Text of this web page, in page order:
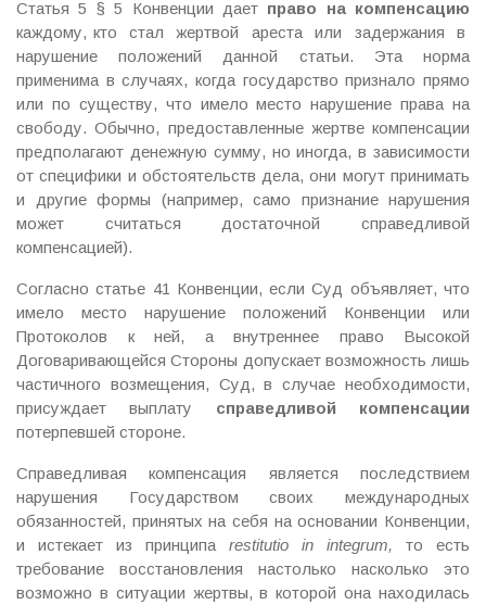
Статья 5 §5 Конвенции дает право на компенсацию
каждому, кто стал жертвой ареста или задержания в
нарушение положений данной статьи. Эта норма
применима в случаях, когда государство признало прямо
или по существу, что имело место нарушение права на
свободу. Обычно, предоставленные жертве компенсации
предполагают денежную сумму, но иногда, в зависимости
от специфики и обстоятельств дела, они могут принимать
и другие формы (например, само признание нарушения
может считаться достаточной справедливой
компенсацией).
Согласно статье 41 Конвенции, если Суд объявляет, что
имело место нарушение положений Конвенции или
Протоколов к ней, а внутреннее право Высокой
Договаривающейся Стороны допускает возможность лишь
частичного возмещения, Суд, в случае необходимости,
присуждает выплату справедливой компенсации
потерпевшей стороне.
Справедливая компенсация является последствием
нарушения Государством своих международных
обязанностей, принятых на себя на основании Конвенции,
и истекает из принципа restitutio in integrum, то есть
требование восстановления настолько насколько это
возможно в ситуации жертвы, в которой она находилась